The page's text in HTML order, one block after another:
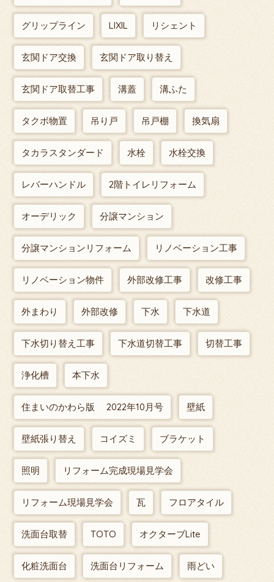
グリップライン LIXIL リシェント
玄関ドア交換 玄関ドア取り替え
玄関ドア取替工事 溝蓋 溝ふた
タクボ物置 吊り戸 吊戸棚 換気扇
タカラスタンダード 水栓 水栓交換
レバーハンドル 2階トイレリフォーム
オーデリック 分譲マンション
分譲マンションリフォーム リノベーション工事
リノベーション物件 外部改修工事 改修工事
外まわり 外部改修 下水 下水道
下水切り替え工事 下水道切替工事 切替工事
浄化槽 本下水
住まいのかわら版 2022年10月号 壁紙
壁紙張り替え コイズミ ブラケット
照明 リフォーム完成現場見学会
リフォーム現場見学会 瓦 フロアタイル
洗面台取替 TOTO オクターブLite
化粧洗面台 洗面台リフォーム 雨どい